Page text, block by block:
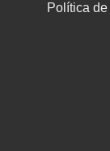
Política